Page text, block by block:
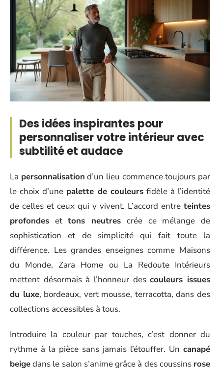
Des idées inspirantes pour
personnaliser votre intérieur avec
subtilité et audace
La personnalisation d’un lieu commence toujours par
le choix d’une palette de couleursfidèle à l’identité
de celles et ceux qui y vivent. L’accord entre teintes
profondes ettons neutres crée ce mélange de
sophistication et de simplicité qui fait toute la
différence. Les grandes enseignes comme Maisons
du Monde, Zara Home ou La Redoute Intérieurs
mettent désormais à l’honneur descouleurs issues
du luxe, bordeaux, vert mousse, terracotta, dans des
collections accessibles à tous.
Introduire la couleur par touches, c’est donner du
rythme à la pièce sans jamais l’étouffer. Un canapé
beigedans le salon s’anime grâce à des coussins rose